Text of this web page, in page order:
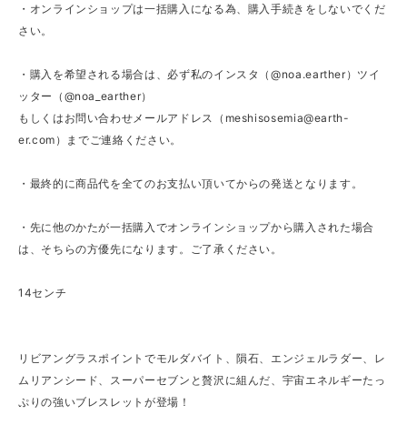
・オンラインショップは一括購入になる為、購入手続きをしないでくだ
さい。
・購入を希望される場合は、必ず私のインスタ（@noa.earther）ツイ
ッター（@noa_earther）
もしくはお問い合わせメールアドレス（ meshisosemia@earth-
er.com ）までご連絡ください。
・最終的に商品代を全てのお支払い頂いてからの発送となります。
・先に他のかたが一括購入でオンラインショップから購入された場合
は、そちらの方優先になります。ご了承ください。
14センチ
リビアングラスポイントでモルダバイト、隕石、エンジェルラダー、レ
ムリアンシード、スーパーセブンと贅沢に組んだ、宇宙エネルギーたっ
ぷりの強いブレスレットが登場！